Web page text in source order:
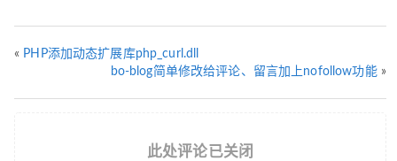
« PHP添加动态扩展库php_curl.dll
bo-blog简单修改给评论、留言加上nofollow功能 »
此处评论已关闭